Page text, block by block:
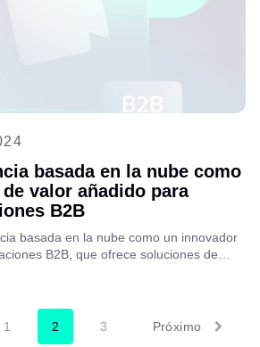
basada en la nube como
valor añadido para
B2B
basada en la nube como un innovador
B2B, que ofrece soluciones de
1 2 3 Próximo